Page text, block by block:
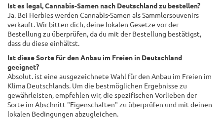
Ist es legal, Cannabis-Samen nach Deutschland zu bestellen?
Ja. Bei Herbies werden Cannabis-Samen als Sammlersouvenirs
verkauft. Wir bitten dich, deine lokalen Gesetze vor der
Bestellung zu überprüfen, da du mit der Bestellung bestätigst,
dass du diese einhältst.
Ist diese Sorte für den Anbau im Freien in Deutschland
geeignet?
Absolut. ist eine ausgezeichnete Wahl für den Anbau im Freien im
Klima Deutschlands. Um die bestmöglichen Ergebnisse zu
gewährleisten, empfehlen wir, die spezifischen Vorlieben der
Sorte im Abschnitt "Eigenschaften" zu überprüfen und mit deinen
lokalen Bedingungen abzugleichen.